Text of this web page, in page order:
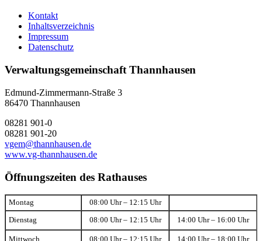
Kontakt
Inhaltsverzeichnis
Impressum
Datenschutz
Verwaltungsgemeinschaft Thannhausen
Edmund-Zimmermann-Straße 3
86470 Thannhausen
08281 901-0
08281 901-20
vgem@thannhausen.de
www.vg-thannhausen.de
Öffnungszeiten des Rathauses
Montag 08:00 Uhr – 12:15 Uhr
Dienstag 08:00 Uhr – 12:15 Uhr 14:00 Uhr – 16:00 Uhr